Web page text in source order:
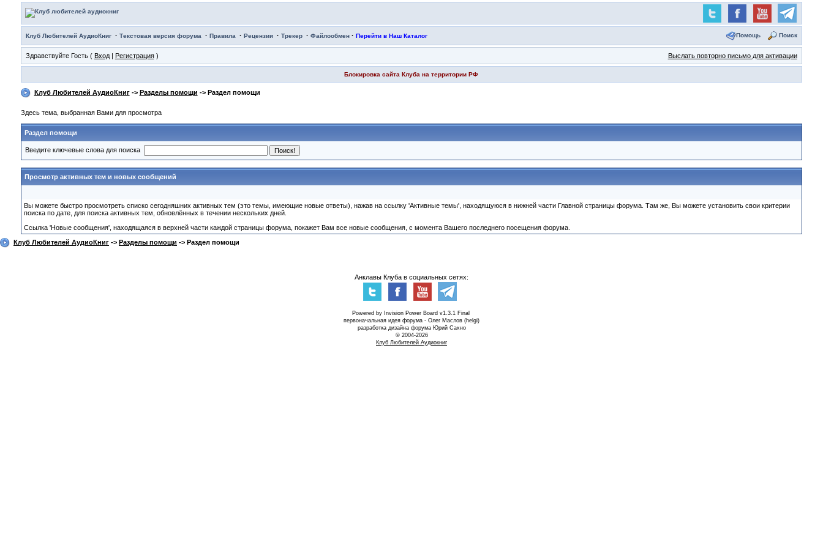
Клуб Любителей АудиоКниг· Текстовая версия форума · Правила · Рецензии· Трекер· Файлообмен· Перейти в Наш Каталог Помощь Поиск
Здравствуйте Гость ( Вход| Регистрация) Выслать повторно письмо для активации
Блокировка сайта Клуба на территории РФ
Клуб Любителей АудиоКниг-> Разделы помощи -> Раздел помощи
Здесь тема, выбранная Вами для просмотра
Раздел помощи
Введите ключевые слова для поиска
Просмотр активных тем и новых сообщений
Вы можете быстро просмотреть списко сегодняшних активных тем (это темы, имеющие новые ответы), нажав на ссылку 'Активные темы', находящуюся в нижней части Главной страницы форума. Там же, Вы можете установить свои критерии
поиска по дате, для поиска активных тем, обновлённых в течении нескольких дней.
Ссылка 'Новые сообщения', находящаяся в верхней части каждой страницы форума, покажет Вам все новые сообщения, с момента Вашего последнего посещения форума.
Клуб Любителей АудиоКниг -> Разделы помощи -> Раздел помощи
Анклавы Клуба в социальных сетях:
Powered by Invision Power Board v1.3.1 Final
первоначальная идея форума - Олег Маслов (helgi)
разработка дизайна форума Юрий Сахно
© 2004-2026
Клуб Любителей Аудиокниг